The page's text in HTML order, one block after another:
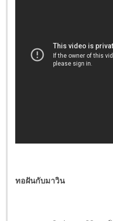
ทอฝันกับมาวิน